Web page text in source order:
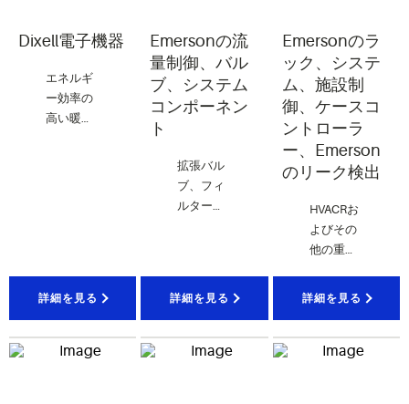
Dixell電子機器
エネルギ
ー効率の
高い暖
詳細を見る
Emersonの流
量制御、バル
ブ、システム
コンポーネン
ト
拡張バル
ブ、フィ
ルタード
イル管
トランス
詳細を見る
Emersonのラ
ック、システ
ム、施設制
御、ケースコ
ントローラ
ー、Emerson
のリーク検出
HVACRお
よびその
他の重要
対象に、
ム管理を
詳細を見る